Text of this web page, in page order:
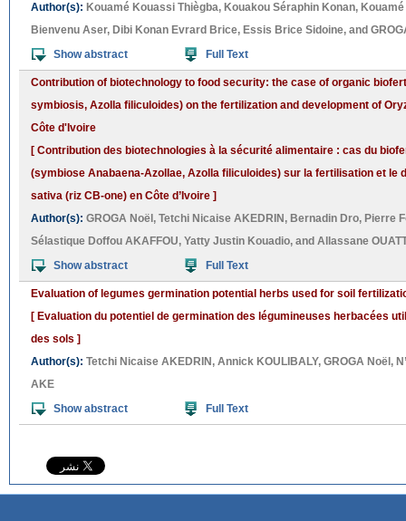
Author(s): Kouamé Kouassi Thiègba, Kouakou Séraphin Konan,
Bienvenu Aser, Dibi Konan Evrard Brice, Essis Brice Sidoine, and
Show abstract
Full Text
Contribution of biotechnology to food security: the case of organic
symbiosis, Azolla filiculoides) on the fertilization and development of
Côte d'Ivoire
[ Contribution des biotechnologies à la sécurité alimentaire : cas du
(symbiose Anabaena-Azollae, Azolla filiculoides) sur la fertilisation et le
sativa (riz CB-one) en Côte d’Ivoire ]
Author(s): GROGA Noël , Tetchi Nicaise AKEDRIN , Bernadin Dro, Pierre
Sélastique Doffou AKAFFOU, Yatty Justin Kouadio, and Allassane
Show abstract
Full Text
Evaluation of legumes germination potential herbs used for soil
[ Evaluation du potentiel de germination des légumineuses herbacées
des sols ]
Author(s): Tetchi Nicaise AKEDRIN , Annick KOULIBALY, GROGA Noël ,
AKE
Show abstract
Full Text